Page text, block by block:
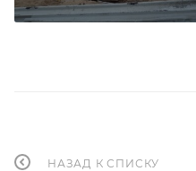
НАЗАД К СПИСКУ